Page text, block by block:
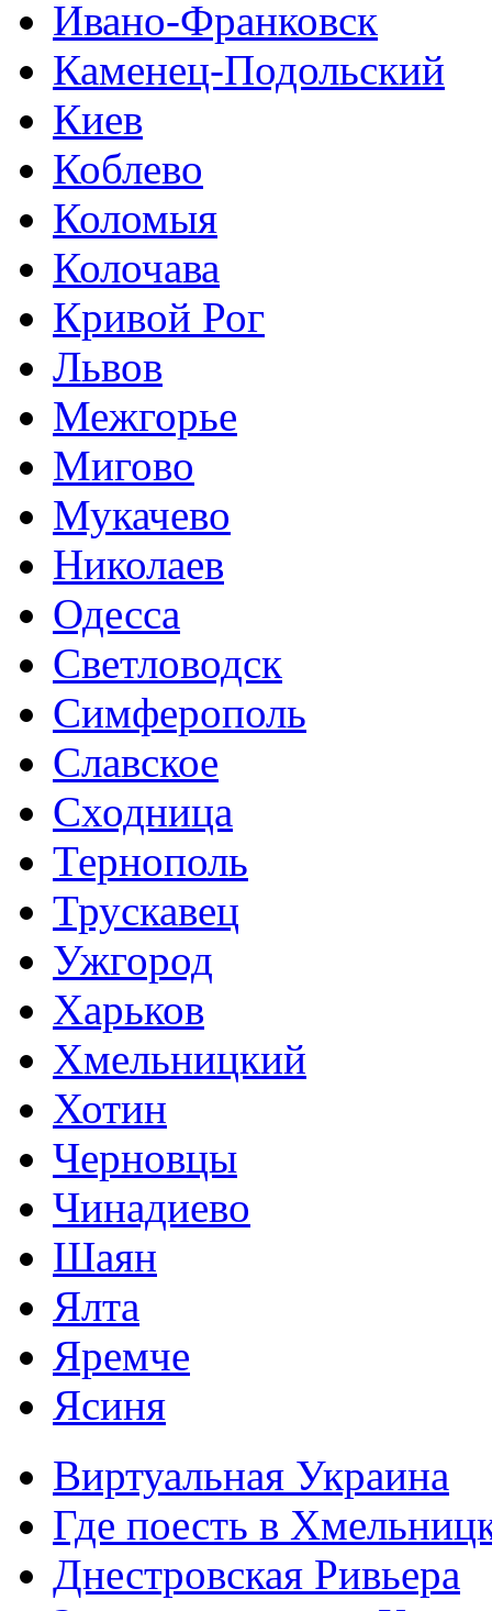
Ивано-Франковск
Каменец-Подольский
Киев
Коблево
Коломыя
Колочава
Кривой Рог
Львов
Межгорье
Мигово
Мукачево
Николаев
Одесса
Светловодск
Симферополь
Славское
Сходница
Тернополь
Трускавец
Ужгород
Харьков
Хмельницкий
Хотин
Черновцы
Чинадиево
Шаян
Ялта
Яремче
Ясиня
Виртуальная Украина
Где поесть в
Днестровская Ривьера